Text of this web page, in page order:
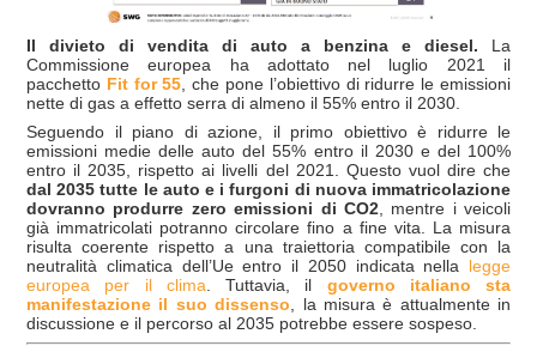
Il divieto di vendita di auto a benzina e diesel. La
Commissione europea ha adottato nel luglio 2021 il
pacchetto Fit for 55 , che pone l’obiettivo di ridurre le emissioni
nette di gas a effetto serra di almeno il 55% entro il 2030.
Seguendo il piano di azione, il primo obiettivo è ridurre le
emissioni medie delle auto del 55% entro il 2030 e del 100%
entro il 2035, rispetto ai livelli del 2021. Questo vuol dire che
dal 2035 tutte le auto e i furgoni di nuova immatricolazione
dovranno produrre zero emissioni di CO2, mentre i veicoli
già immatricolati potranno circolare fino a fine vita. La misura
risulta coerente rispetto a una traiettoria compatibile con la
neutralità climatica dell’Ue entro il 2050 indicata nella legge
europea per il clima . Tuttavia, il governo italiano sta
manifestazione il suo dissenso , la misura è attualmente in
discussione e il percorso al 2035 potrebbe essere sospeso.